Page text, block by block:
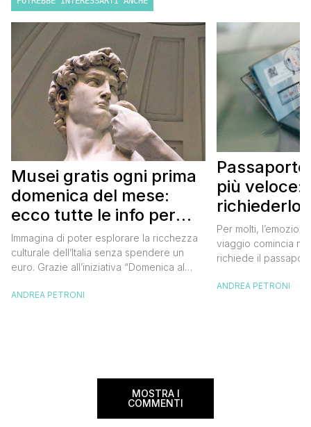
Musei gratis ogni prima
domenica del mese:
ecco tutte le info per
approfittarne
Immagina di poter esplorare la ricchezza
culturale dell’Italia senza spendere un
euro. Grazie all’iniziativa “Domenica al
mano. Ogni prima domenica del mese, tutti
ANDREA PETRONI
più veloce:
richiederlo
Per molti,
viaggio comincia
richiede il
ottenimento di
ANDREA PETRONI
MOSTRA I
COMMENTI